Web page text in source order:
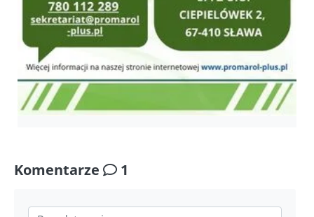
Komentarze 1